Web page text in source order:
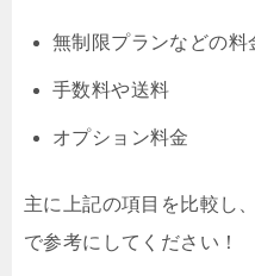
無制限プランなどの料
手数料や送料
オプション料金
主に上記の項目を比較し
で参考にしてください！